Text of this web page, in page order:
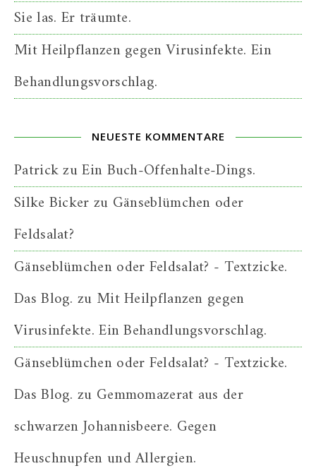
Sie las. Er träumte.
Mit Heilpflanzen gegen Virusinfekte. Ein
Behandlungsvorschlag.
NEUESTE KOMMENTARE
PatrickzuEin Buch-Offenhalte-Dings.
Silke Bickerzu Gänseblümchen oder
Feldsalat?
Gänseblümchen oder Feldsalat? - Textzicke.
Das Blog. zu Mit Heilpflanzen gegen
Virusinfekte. Ein Behandlungsvorschlag.
Gänseblümchen oder Feldsalat? - Textzicke.
Das Blog. zu Gemmomazerat aus der
schwarzen Johannisbeere. Gegen
Heuschnupfen und Allergien.